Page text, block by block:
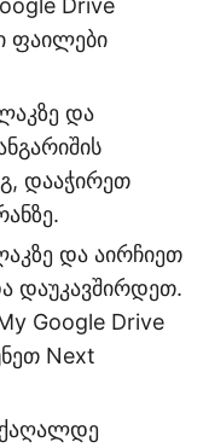
ფაილები
და
დააჭირეთ
და აირჩიეთ
დაუკავშირდეთ.
Google Drive
Next